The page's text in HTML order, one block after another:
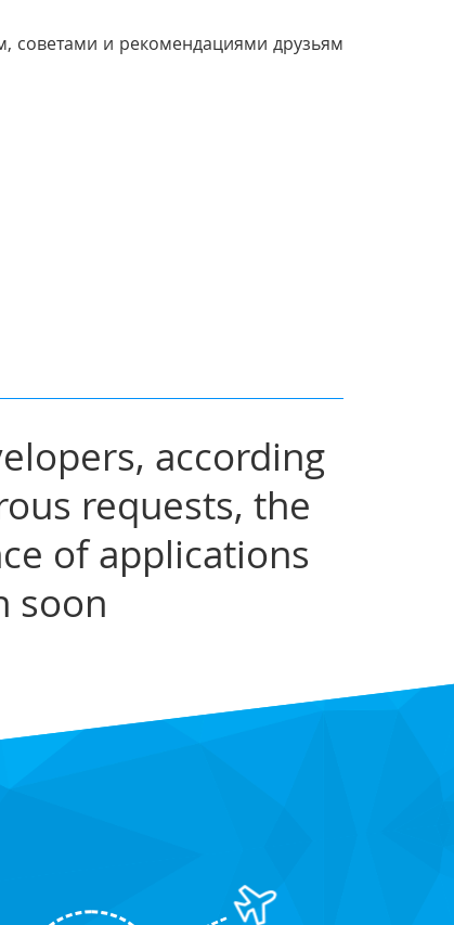
советами и рекомендациями друзьям
according
requests, the
of applications
soon